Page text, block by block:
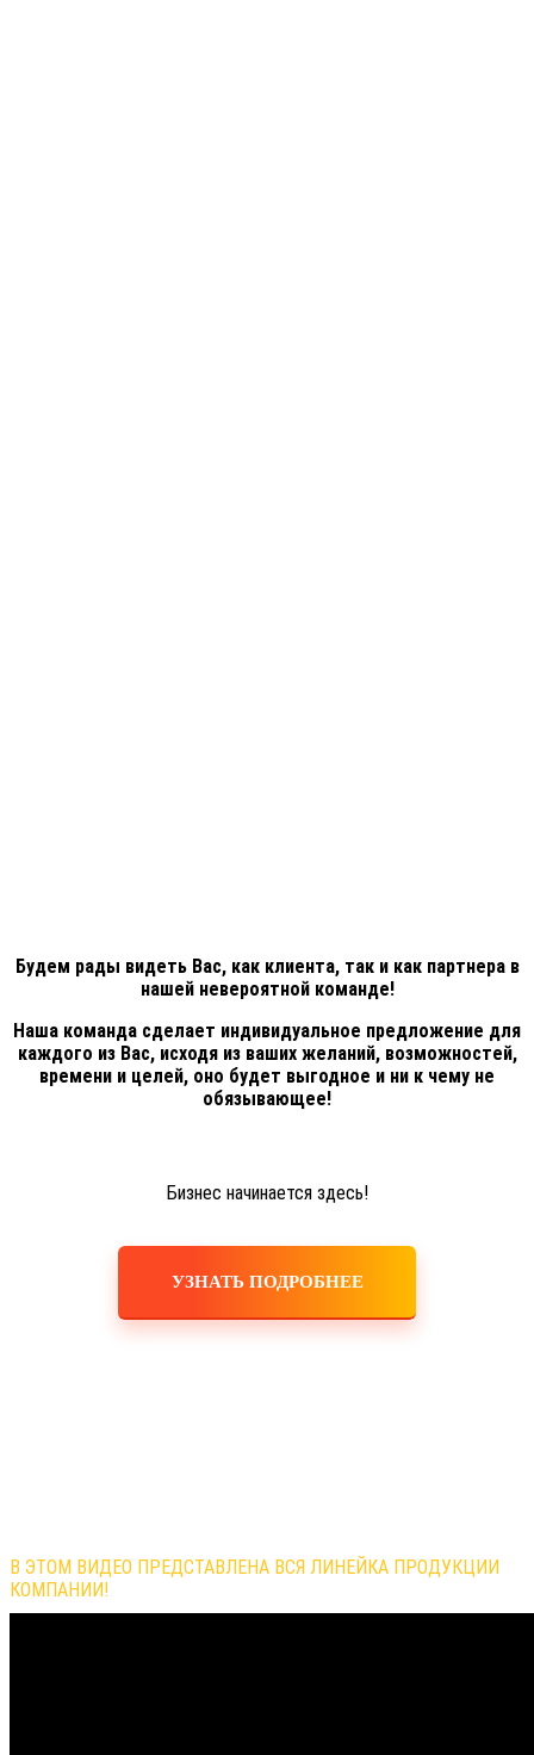
Будем рады видеть Вас, как клиента, так и как партнера в
нашей невероятной команде!
Наша команда сделает индивидуальное предложение для
каждого из Вас, исходя из ваших желаний, возможностей,
времени и целей, оно будет выгодное и ни к чему не
обязывающее!
Бизнес начинается здесь!
УЗНАТЬ ПОДРОБНЕЕ
В ЭТОМ ВИДЕО ПРЕДСТАВЛЕНА ВСЯ ЛИНЕЙКА ПРОДУКЦИИ
КОМПАНИИ!